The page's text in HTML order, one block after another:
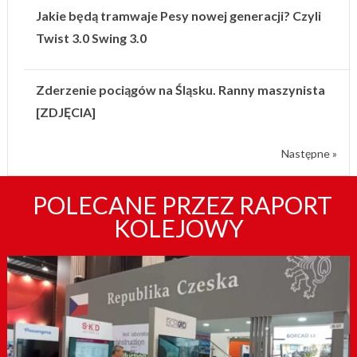
Jakie będą tramwaje Pesy nowej generacji? Czyli
Twist 3.0 Swing 3.0
Zderzenie pociągów na Śląsku. Ranny maszynista
[ZDJĘCIA]
Następne »
POLECANE PRZEZ RAPORT
KOLEJOWY